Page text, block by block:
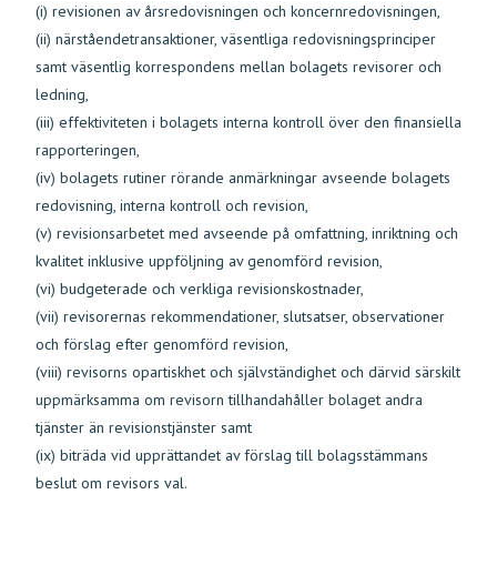
(i) revisionen av årsredovisningen och koncernredovisningen,
(ii) närståendetransaktioner, väsentliga redovisningsprinciper
samt väsentlig korrespondens mellan bolagets revisorer och
ledning,
(iii) effektiviteten i bolagets interna kontroll över den finansiella
rapporteringen,
(iv) bolagets rutiner rörande anmärkningar avseende bolagets
redovisning, interna kontroll och revision,
(v) revisionsarbetet med avseende på omfattning, inriktning och
kvalitet inklusive uppföljning av genomförd revision,
(vi) budgeterade och verkliga revisionskostnader,
(vii) revisorernas rekommendationer, slutsatser, observationer
och förslag efter genomförd revision,
(viii) revisorns opartiskhet och självständighet och därvid särskilt
uppmärksamma om revisorn tillhandahåller bolaget andra
tjänster än revisionstjänster samt
(ix) biträda vid upprättandet av förslag till bolagsstämmans
beslut om revisors val.